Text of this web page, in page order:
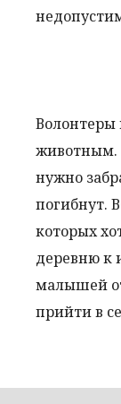
Волонтеры
нужно
погибнут.
которых
деревню к
малышей
прийти в